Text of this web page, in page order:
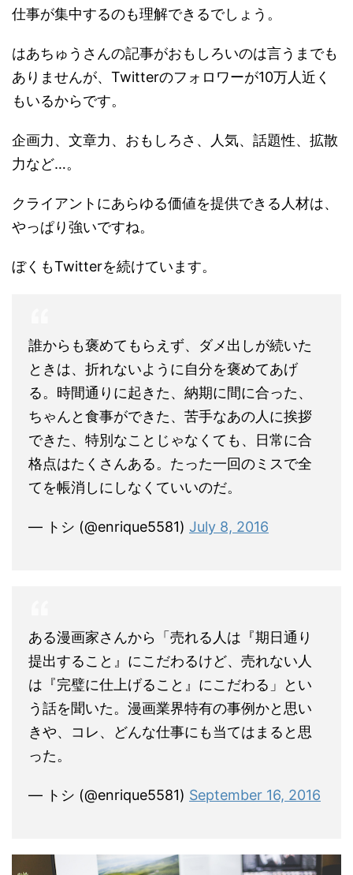
仕事が集中するのも理解できるでしょう。
はあちゅうさんの記事がおもしろいのは言うまでも
ありませんが、Twitterのフォロワーが10万人近く
もいるからです。
企画力、文章力、おもしろさ、人気、話題性、拡散
力など…。
クライアントにあらゆる価値を提供できる人材は、
やっぱり強いですね。
ぼくもTwitterを続けています。
誰からも褒めてもらえず、ダメ出しが続いた
ときは、折れないように自分を褒めてあげ
る。時間通りに起きた、納期に間に合った、
ちゃんと食事ができた、苦手なあの人に挨拶
できた、特別なことじゃなくても、日常に合
格点はたくさんある。たった一回のミスで全
てを帳消しにしなくていいのだ。
— トシ (@enrique5581) July 8, 2016
ある漫画家さんから「売れる人は『期日通り
提出すること』にこだわるけど、売れない人
は『完璧に仕上げること』にこだわる」とい
う話を聞いた。漫画業界特有の事例かと思い
きや、コレ、どんな仕事にも当てはまると思
った。
— トシ (@enrique5581) September 16, 2016